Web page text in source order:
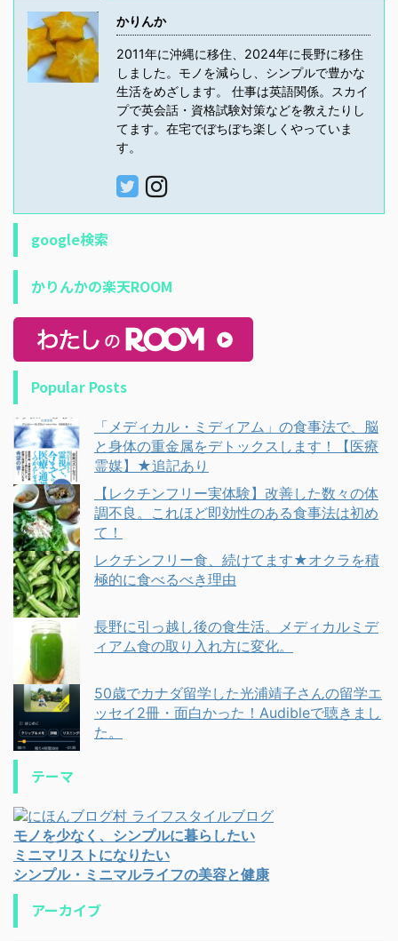
かりんか
2011年に沖縄に移住、2024年に長野に移住
しました。モノを減らし、シンプルで豊かな
生活をめざします。 仕事は英語関係。スカイ
プで英会話・資格試験対策などを教えたりし
てます。在宅でぼちぼち楽しくやっていま
す。
google検索
かりんかの楽天ROOM
Popular Posts
「メディカル・ミディアム」の食事法で、脳
と身体の重金属をデトックスします！【医療
霊媒】★追記あり
【レクチンフリー実体験】改善した数々の体
調不良。これほど即効性のある食事法は初め
て！
レクチンフリー食、続けてます★オクラを積
極的に食べるべき理由
長野に引っ越し後の食生活。メディカルミデ
ィアム食の取り入れ方に変化。
50歳でカナダ留学した光浦靖子さんの留学エ
ッセイ2冊・面白かった！Audibleで聴きまし
た。
テーマ
モノを少なく、シンプルに暮らしたい
ミニマリストになりたい
シンプル・ミニマルライフの美容と健康
アーカイブ